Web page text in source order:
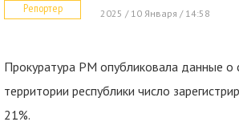
Репортер 2025 / 10 Января / 14:58
Прокуратура РМ опубликовала данные о
территории республики число
21%.